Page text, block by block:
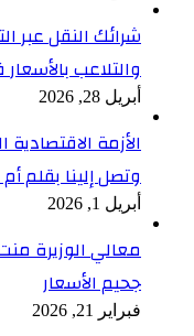
شرائك النقل عبر
والتلاعب
أبريل 28, 2026
الأزمة الاقتصادية
وتصل إلينا بقلم
أبريل 1, 2026
معالي الوزيرة
جحيم الأسعار
فبراير 21, 2026